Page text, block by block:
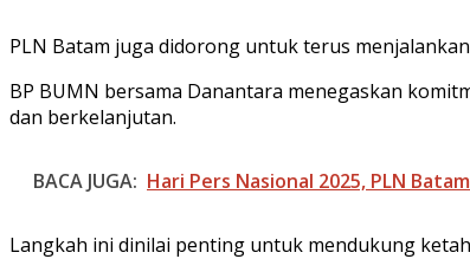
PLN Batam juga didorong untuk terus
BP BUMN bersama Danantara menegaskan
dan berkelanjutan.
BACA JUGA: Hari Pers Nasional 2025, PLN
Langkah ini dinilai penting untuk mendukung